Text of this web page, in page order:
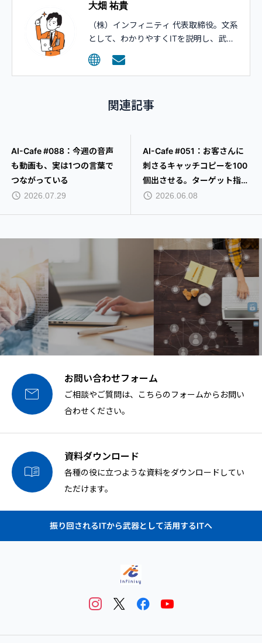
大畑 祐貴
（株）インフィニティ 代表取締役。文系
として、わかりやすくITを説明し、武器
として活用してもらうコンサルティング
を行っています。
関連記事
AI-Cafe #088：今週の音声
も動画も、実は1つの言葉で
つながっている
2026.07.29
AI-Cafe #051：お客さんに
刺さるキャッチコピーを100
個出させる。ターゲット指定
プロンプトのTIPS
2026.06.08

お問い合わせフォーム
ご相談やご質問は、こちらのフォームからお問い
合わせください。

資料ダウンロード
各種の役に立つような資料をダウンロードしてい
ただけます。
振り回されるITから武器として活用するITへ